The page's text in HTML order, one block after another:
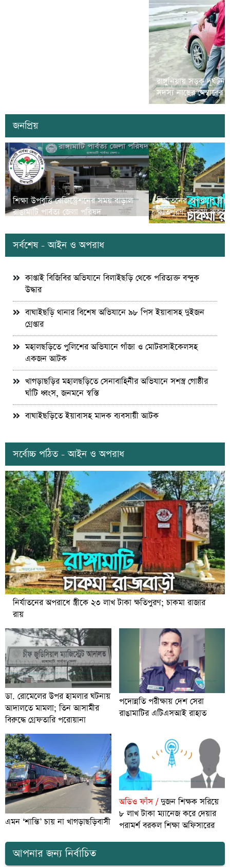
রাঙ্গুনিয়ায় সড়ক
সদস্য নাছের মেম্বারের
জনপ্রিয়
শিক্ষা উপবৃত্তি রেজিস্ট্রেশনের সময় বাড়াল
রাঙামাটি পার্বত্য জেলা পরিষদ
নির্যাতনের অপরাধে
ক্ষতিপুরণ; চাকমা
সর্বশেষ - আইন ও অপরাধ
কাপ্তাই বিজিবির অভিযানে বিলাইছড়ি থেকে পরিত্যক্ত বন্দুক
উদ্ধার
বাঘাইছড়ি থানার বিশেষ অভিযানে ৯৮ পিস ইয়াবাসহ দুইজন
গ্রেপ্তার
মহালছড়িতে পুলিশের অভিযানে গাঁজা ও মোটরসাইকেলসহ
একজন আটক
খাগড়াছড়ির মহালছড়িতে সেনাবাহিনীর অভিযানে সশস্ত্র গোষ্ঠীর
ঘাঁটি ধ্বংস, জনমনে স্বস্তি
বাঘাইছড়িতে ইয়াবাসহ মাদক ব্যবসায়ী আটক
সর্বোচ্চ পঠিত - আইন ও অপরাধ
নির্যাতনের অপরাধে স্ত্রীকে ২৩ লাখ টাকা ক্ষতিপুরণ; চাকমা রাজার
রায়
ডা. রোমেলের উপর হামলার ঘটনায়
আদালতে মামলা; তিন আসামীর
বিরুদ্ধে গ্রেফতারি পরোয়ানা
পদোন্নতি পরীক্ষায় দেশ সেরা
রাঙামাটির এটিএসআই রাহাত
এমন ‘শান্তি’ চায় না খাগড়াছড়িবাসী
অডিও ফাঁস /দুজন শিক্ষক সরিয়ে
৮ লাখ টাকা ম্যানেজ করে দেয়ার
পরামর্শ বরকল শিক্ষা অফিসারের
আপনার জন্য নির্বাচিত